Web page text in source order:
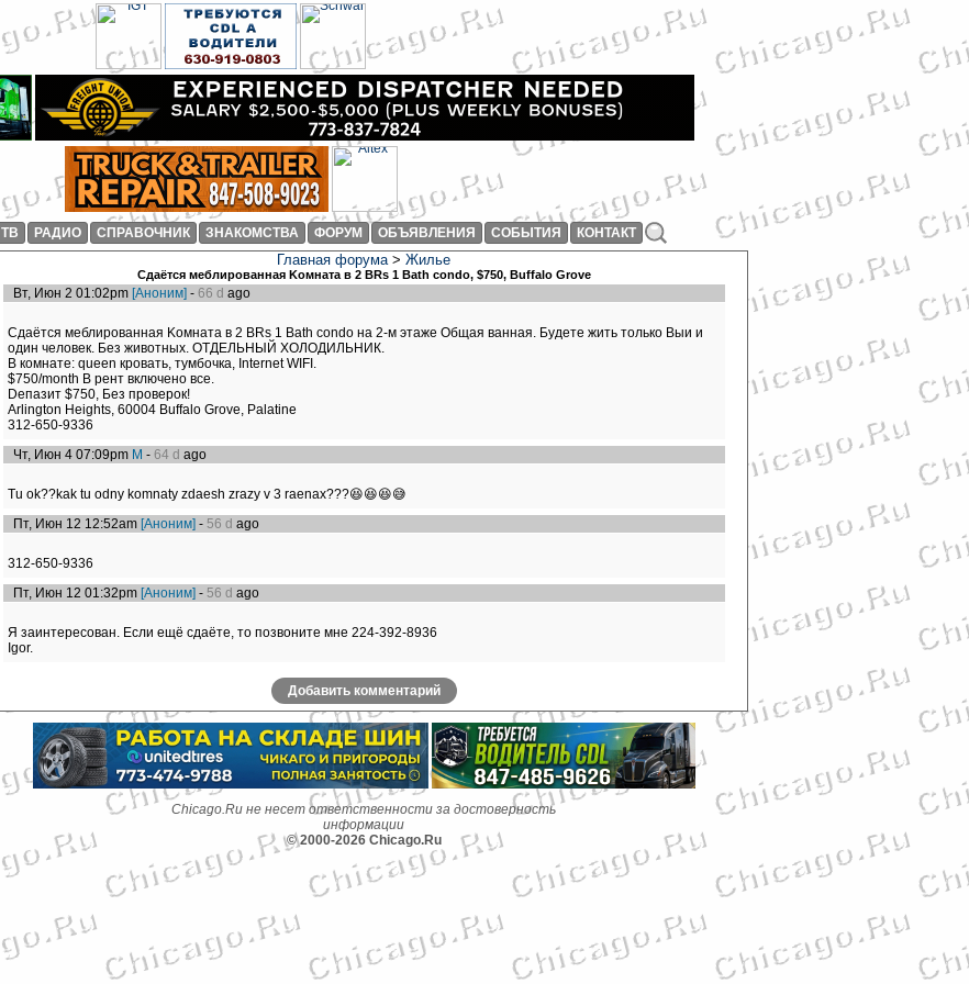
ТВ РАДИО СПРАВОЧНИК ЗНАКОМСТВА ФОРУМ ОБЪЯВЛЕНИЯ СОБЫТИЯ КОНТАКТ
Главная форума> Жилье
Сдаётся меблированная Kомнатa в 2 BRs 1 Bath condo, $750, Buffalo Grove
Вт, Июн 2 01:02pm [Аноним] -66 d ago
Сдаётся меблированная Kомнатa в 2 BRs 1 Bath condo на 2-м этаже Общая ванная. Будете жить только Выи и
один человек. Без животных. ОТДЕЛЬНЫЙ ХОЛОДИЛЬНИК.
B комнатe: queen кровать, тумбочка, Internet WIFI.
$750/month В рент включено все.
Dепазит $750, Без проверок!
Arlington Heights, 60004 Buffalo Grove, Palatine
312-650-9336
Чт, Июн 4 07:09pm M -64 d ago
Tu ok??kak tu odny komnaty zdaesh zrazy v 3 raenax???😆😆😆😅
Пт, Июн 12 12:52am [Аноним] -56 d ago
312-650-9336
Пт, Июн 12 01:32pm [Аноним] -56 d ago
Я заинтересован. Если ещё сдаёте, то позвоните мне 224-392-8936
Igor.
Добавить комментарий
Chicago.Ru не несет ответственности за достоверность
информации
© 2000-2026 Chicago.Ru